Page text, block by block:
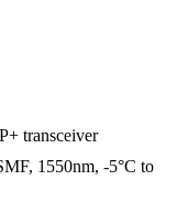
transceiver
1550nm, -5°C to